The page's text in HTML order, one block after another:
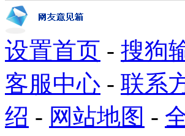
设置首页 - 搜狗
客服中心 - 联系
绍 - 网站地图 -